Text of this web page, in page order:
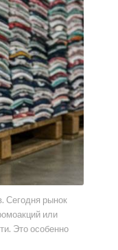
Сегодня рынок
или
Это особенно